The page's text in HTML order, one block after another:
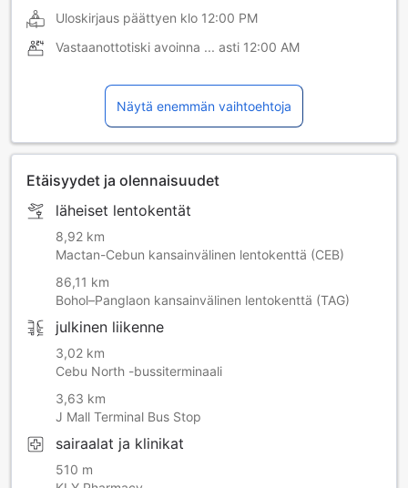
Uloskirjaus päättyen klo 12:00 PM
Vastaanottotiski avoinna ... asti 12:00 AM
Näytä enemmän vaihtoehtoja
Etäisyydet ja olennaisuudet
läheiset lentokentät
8,92 km
Mactan-Cebun kansainvälinen lentokenttä (CEB)
86,11 km
Bohol–Panglaon kansainvälinen lentokenttä (TAG)
julkinen liikenne
3,02 km
Cebu North -bussiterminaali
3,63 km
J Mall Terminal Bus Stop
sairaalat ja klinikat
510 m